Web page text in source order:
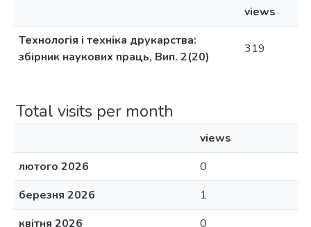
views
Технологія і техніка друкарства:
збірник наукових праць, Вип. 2(20)
319
Total visits per month
views
лютого 2026
0
березня 2026
1
квітня 2026
0